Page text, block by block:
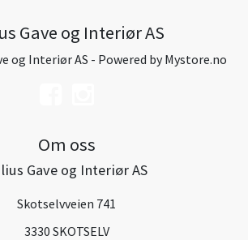
Gave og Interiør AS
og Interiør AS - Powered byMystore.no
Om oss
Gave og Interiør AS
Skotselvveien 741
3330 SKOTSELV